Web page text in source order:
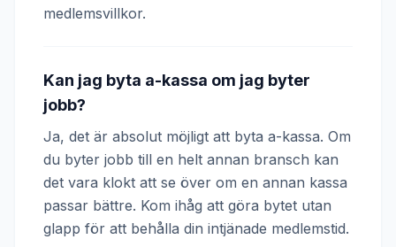
medlemsvillkor.
Kan jag byta a-kassa om jag byter
jobb?
Ja, det är absolut möjligt att byta a-kassa. Om
du byter jobb till en helt annan bransch kan
det vara klokt att se över om en annan kassa
passar bättre. Kom ihåg att göra bytet utan
glapp för att behålla din intjänade medlemstid.